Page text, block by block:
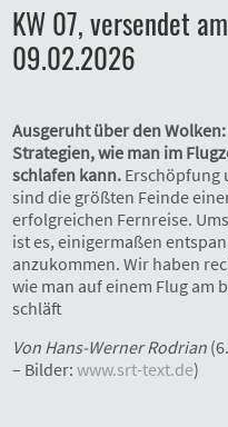
KW 07, versendet am
09.02.2026
Ausgeruht über den
Strategien, wie man im
schlafen kann. Erschöpfung
sind die größten Feinde
erfolgreichen Fernreise.
ist es, einigermaßen
anzukommen. Wir haben
wie man auf einem Flug am
schläft
Von Hans-Werner Rodrian
– Bilder:www.srt-text.de)